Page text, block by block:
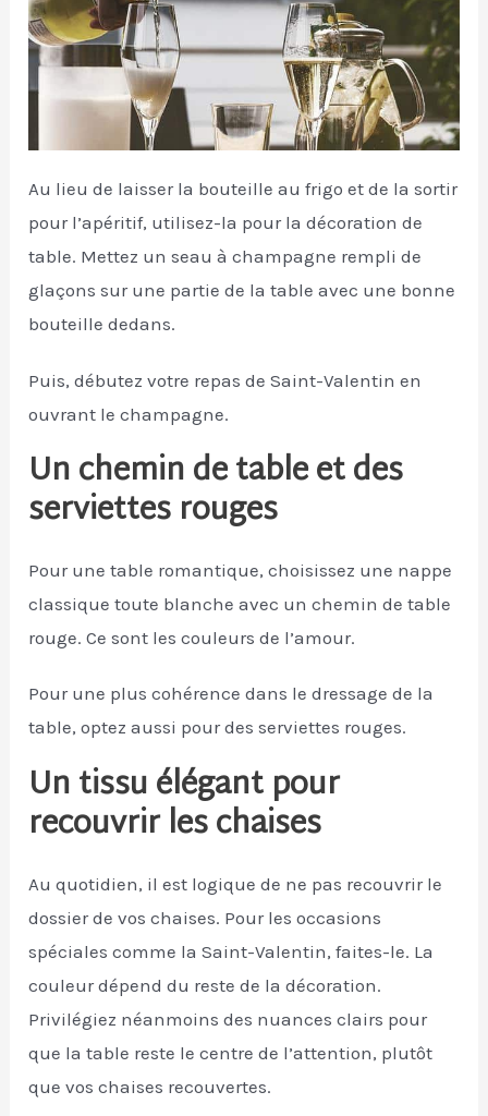
Au lieu de laisser la bouteille au frigo et de la sortir
pour l’apéritif, utilisez-la pour la décoration de
table. Mettez un seau à champagne rempli de
glaçons sur une partie de la table avec une bonne
bouteille dedans.
Puis, débutez votre repas de Saint-Valentin en
ouvrant le champagne.
Un chemin de table et des
serviettes rouges
Pour une table romantique, choisissez une nappe
classique toute blanche avec un chemin de table
rouge. Ce sont les couleurs de l’amour.
Pour une plus cohérence dans le dressage de la
table, optez aussi pour des serviettes rouges.
Un tissu élégant pour
recouvrir les chaises
Au quotidien, il est logique de ne pas recouvrir le
dossier de vos chaises. Pour les occasions
spéciales comme la Saint-Valentin, faites-le. La
couleur dépend du reste de la décoration.
Privilégiez néanmoins des nuances clairs pour
que la table reste le centre de l’attention, plutôt
que vos chaises recouvertes.